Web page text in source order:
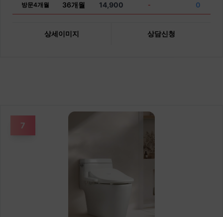
방문4개월 36개월 14,900 - 0
상세이미지 상담신청
7